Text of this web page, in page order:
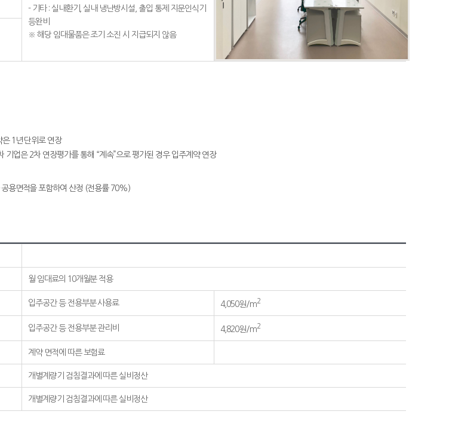
- 기타 : 실내환기, 실내 냉난방시설, 출입 통제 지문인식기
등완비
※ 해당 임대물품은 조기 소진 시 지급되지 않음
1년 단위로 연장
업은 2차 연장평가를 통해 “계속”으로 평가된 경우 입주계약 연장
용면적을 포함하여 산정 (전용률 70%)
월 임대료의 10개월분 적용
입주공간 등 전용부분 사용료 4,050원/m2
입주공간 등 전용부분 관리비 4,820원/m2
계약 면적에 따른 보험료
개별계량기 검침결과에 따른 실비정산
개별계량기 검침결과에 따른 실비정산